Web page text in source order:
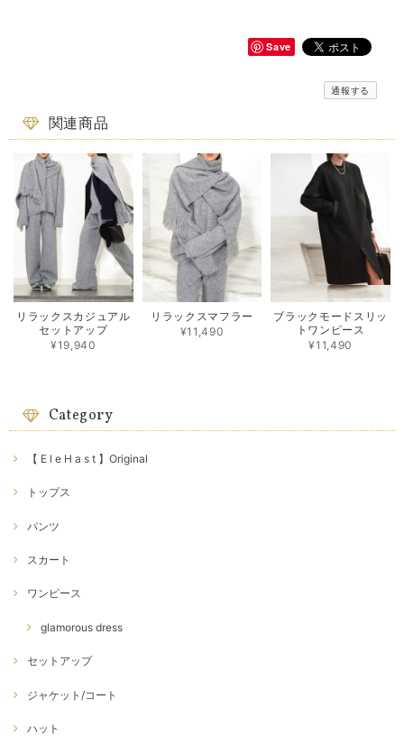
Save
通報する
関連商品
リラックスカジュアル
セットアップ
¥19,940
リラックスマフラー
¥11,490
ブラックモードスリッ
トワンピース
¥11,490
Category
【 E l e H a s t 】Original
トップス
パンツ
スカート
ワンピース
glamorous dress
セットアップ
ジャケット/コート
ハット